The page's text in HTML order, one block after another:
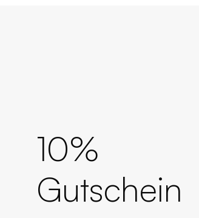
10%
Gutschein